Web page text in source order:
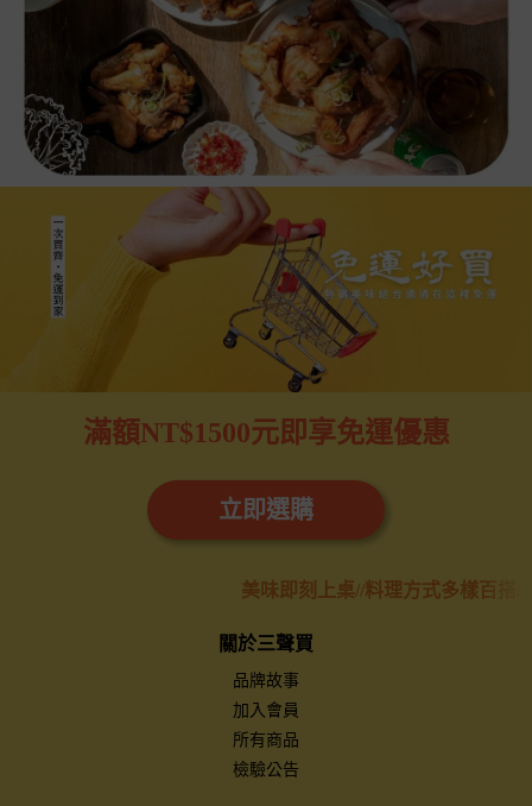
滿額NT$1500元即享免運優惠
立即選購
//料理方式多樣百搭//只需要簡單5分鐘就能上桌//每一餐都
關於三聲買
品牌故事
加入會員
所有商品
檢驗公告